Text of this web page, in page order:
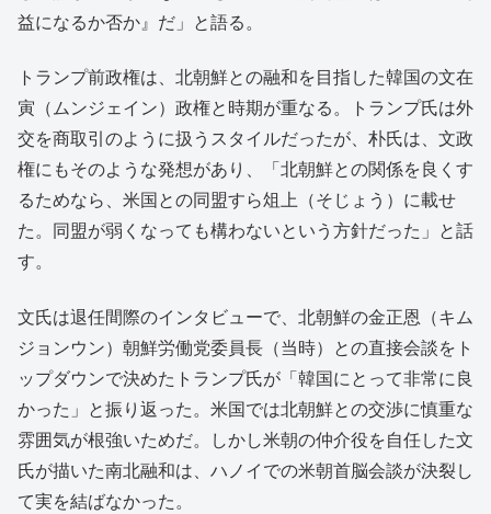
益になるか否か』だ」と語る。
トランプ前政権は、北朝鮮との融和を目指した韓国の文在
寅（ムンジェイン）政権と時期が重なる。トランプ氏は外
交を商取引のように扱うスタイルだったが、朴氏は、文政
権にもそのような発想があり、「北朝鮮との関係を良くす
るためなら、米国との同盟すら俎上（そじょう）に載せ
た。同盟が弱くなっても構わないという方針だった」と話
す。
文氏は退任間際のインタビューで、北朝鮮の金正恩（キム
ジョンウン）朝鮮労働党委員長（当時）との直接会談をト
ップダウンで決めたトランプ氏が「韓国にとって非常に良
かった」と振り返った。米国では北朝鮮との交渉に慎重な
雰囲気が根強いためだ。しかし米朝の仲介役を自任した文
氏が描いた南北融和は、ハノイでの米朝首脳会談が決裂し
て実を結ばなかった。